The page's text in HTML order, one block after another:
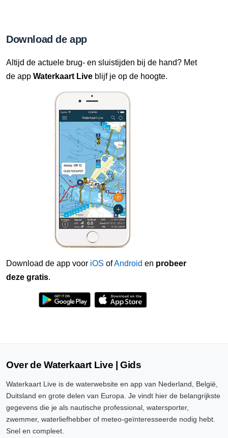
Download de app
Altijd de actuele brug- en sluistijden bij de hand? Met
de app Waterkaart Live blijf je op de hoogte.
Download de app voor iOS ofAndroid en probeer
deze gratis.
Over de Waterkaart Live | Gids
Waterkaart Live is de waterwebsite en app van Nederland, België,
Duitsland en grote delen van Europa. Je vindt hier de belangrijkste
gegevens die je als nautische professional, watersporter,
zwemmer, waterliefhebber of meteo-geïnteresseerde nodig hebt.
Snel en compleet.